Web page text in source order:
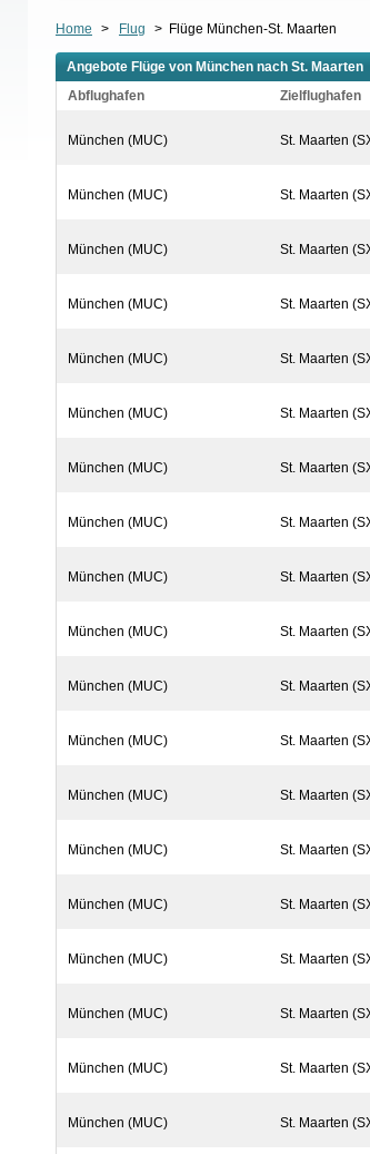
Home > Flug > Flüge München-St. Maarten
Angebote Flüge von München nach St. Maarten
Abflughafen
Zielflughafen
München (MUC) St. Maarten
München (MUC) St. Maarten
München (MUC) St. Maarten
München (MUC) St. Maarten
München (MUC) St. Maarten
München (MUC) St. Maarten
München (MUC) St. Maarten
München (MUC) St. Maarten
München (MUC) St. Maarten
München (MUC) St. Maarten
München (MUC) St. Maarten
München (MUC) St. Maarten
München (MUC) St. Maarten
München (MUC) St. Maarten
München (MUC) St. Maarten
München (MUC) St. Maarten
München (MUC) St. Maarten
München (MUC) St. Maarten
München (MUC) St. Maarten